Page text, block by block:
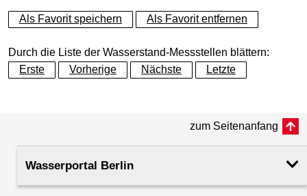
+
−
Als Favorit speichern Als Favorit entfernen
Durch die Liste der Wasserstand-Messstellen blättern:
Erste
Vorherige Nächste Letzte
zum Seitenanfang
Wasserportal Berlin